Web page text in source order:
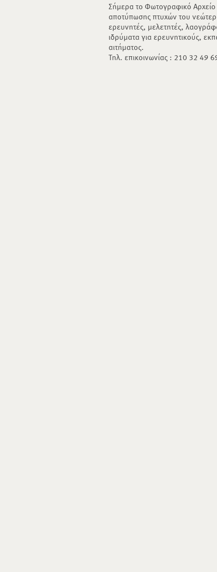
Σήμερα το Φωτογραφικό Αρχείο
αποτύπωσης πτυχών του
ερευνητές, μελετητές,
ιδρύματα για ερευνητικούς,
αιτήματος.
Τηλ. επικοινωνίας : 210 32 49